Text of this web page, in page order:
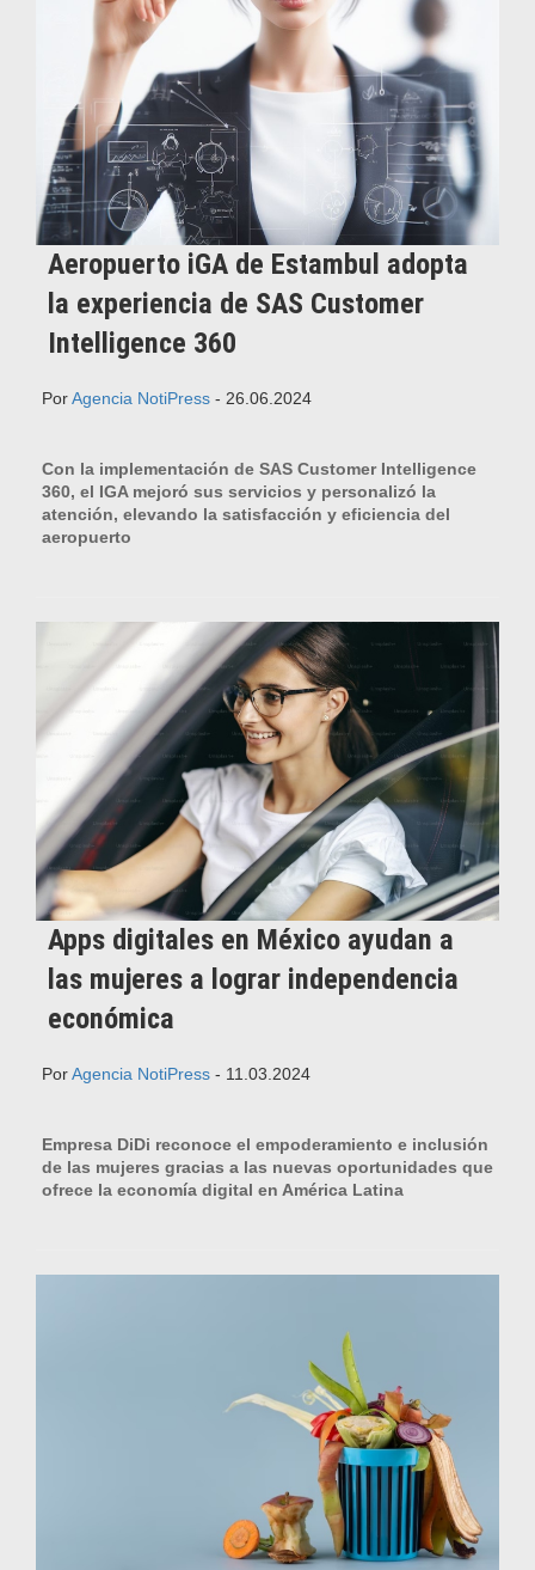
Aeropuerto iGA de Estambul adopta
la experiencia de SAS Customer
Intelligence 360
PorAgencia NotiPress - 26.06.2024
Con la implementación de SAS Customer Intelligence
360, el IGA mejoró sus servicios y personalizó la
atención, elevando la satisfacción y eficiencia del
aeropuerto
Apps digitales en México ayudan a
las mujeres a lograr independencia
económica
PorAgencia NotiPress - 11.03.2024
Empresa DiDi reconoce el empoderamiento e inclusión
de las mujeres gracias a las nuevas oportunidades que
ofrece la economía digital en América Latina